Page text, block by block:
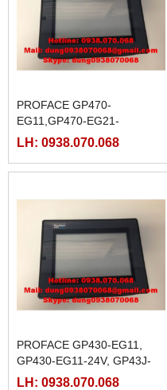
PROFACE GP470-
EG11,GP470-EG21-
24VP,GP470-EG31-24V,
LH: 0938.070.068
PROFACE GP430-EG11,
GP430-EG11-24V, GP43J-
EG11, GP43J-EGE1-220
LH: 0938.070.068